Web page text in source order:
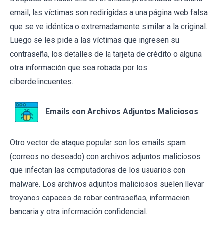
email, las víctimas son redirigidas a una página web falsa
que se ve idéntica o extremadamente similar a la original.
Luego se les pide a las víctimas que ingresen su
contraseña, los detalles de la tarjeta de crédito o alguna
otra información que sea robada por los
ciberdelincuentes.
Emails con Archivos Adjuntos Maliciosos
Otro vector de ataque popular son los emails spam
(correos no deseado) con archivos adjuntos maliciosos
que infectan las computadoras de los usuarios con
malware. Los archivos adjuntos maliciosos suelen llevar
troyanos capaces de robar contraseñas, información
bancaria y otra información confidencial.